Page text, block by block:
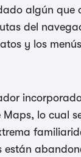
algún que
del
y los
lo cual
están